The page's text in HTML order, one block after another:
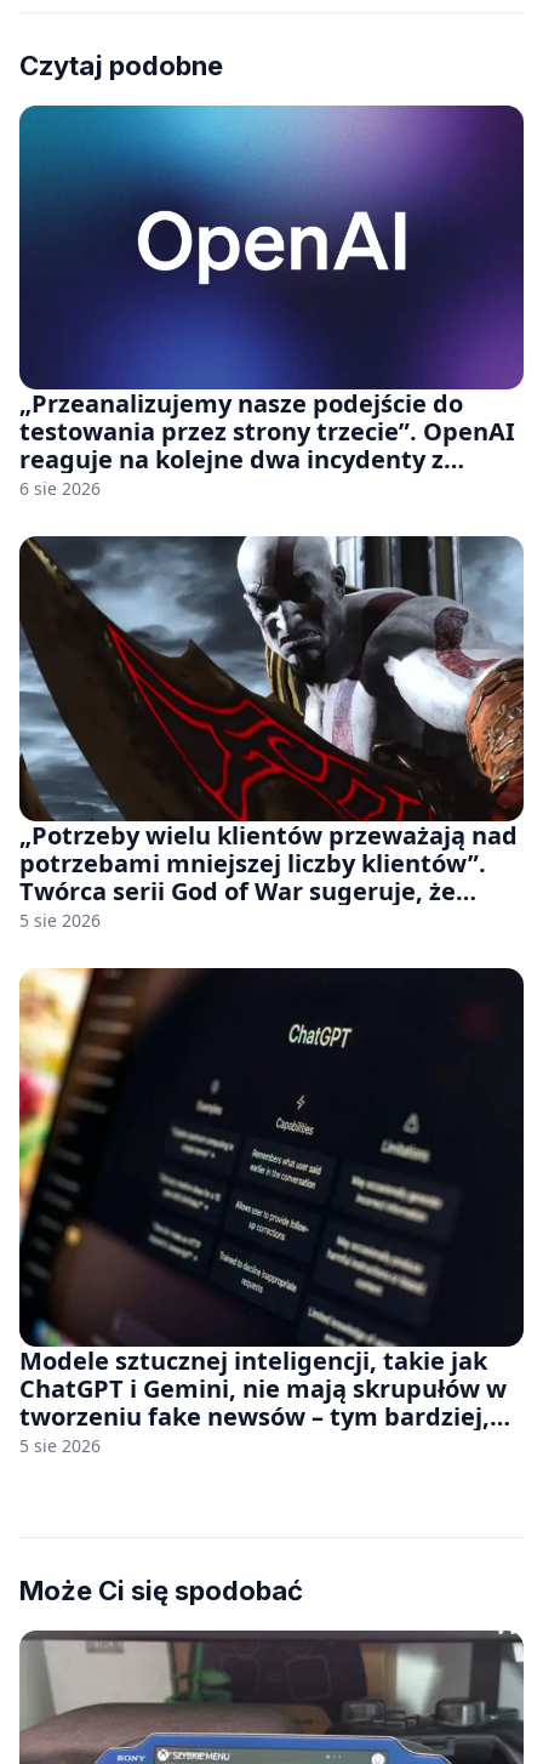
Czytaj podobne
„Przeanalizujemy nasze podejście do
testowania przez strony trzecie”. OpenAI
reaguje na kolejne dwa incydenty z
udziałem autorskich modeli
6 sie 2026
„Potrzeby wielu klientów przeważają nad
potrzebami mniejszej liczby klientów”.
Twórca serii God of War sugeruje, że
rozumie, dlaczego Sony rezygnuje z gier
5 sie 2026
Modele sztucznej inteligencji, takie jak
ChatGPT i Gemini, nie mają skrupułów w
tworzeniu fake newsów – tym bardziej,
jeśli rozmawiasz z nimi po polsku
5 sie 2026
Może Ci się spodobać